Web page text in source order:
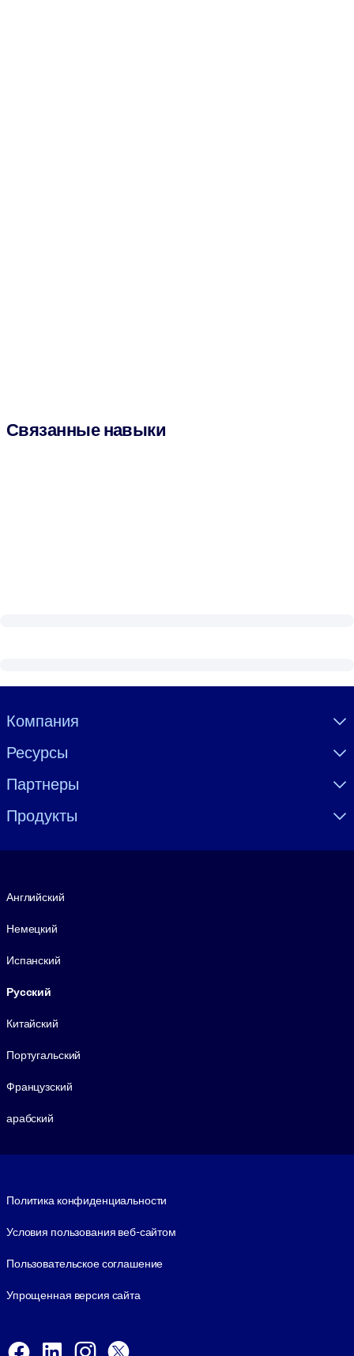
Связанные навыки
Visually hidden Text
Компания
Ресурсы
Партнеры
Продукты
Английский
Немецкий
Испанский
Русский
Китайский
Португальский
Французский
арабский
Политика конфиденциальности
Условия пользования веб-сайтом
Пользовательское соглашение
Упрощенная версия сайта